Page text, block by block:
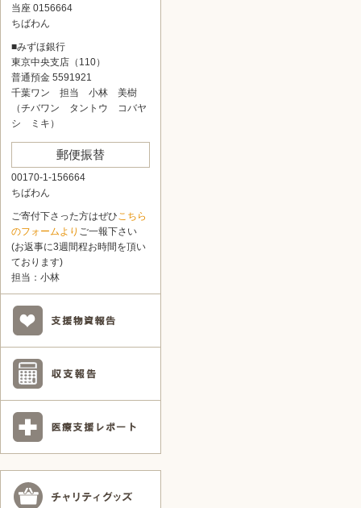
当座 0156664
ちばわん
■みずほ銀行
東京中央支店（110）
普通預金 5591921
千葉ワン 担当 小林 美樹
（チバワン タントウ コバヤ
シ ミキ）
郵便振替
00170-1-156664
ちばわん
ご寄付下さった方はぜひこちら
のフォームより ご一報下さい
(お返事に3週間程お時間を頂い
ております)
担当：小林